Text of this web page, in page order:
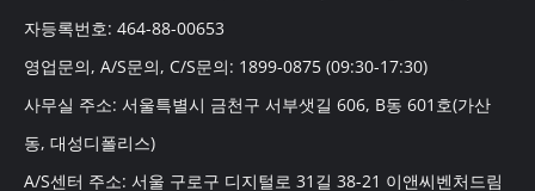
자등록번호: 464-88-00653
영업문의, A/S문의, C/S문의: 1899-0875 (09:30-17:30)
사무실 주소: 서울특별시 금천구 서부샛길 606, B동 601호(가산
동, 대성디폴리스)
A/S센터 주소: 서울 구로구 디지털로 31길 38-21 이앤씨벤처드림